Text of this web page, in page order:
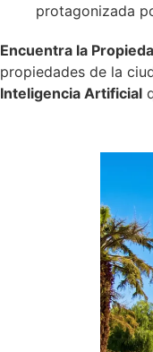
protagonizada
Encuentra la
propiedades de la
Inteligencia Artificial